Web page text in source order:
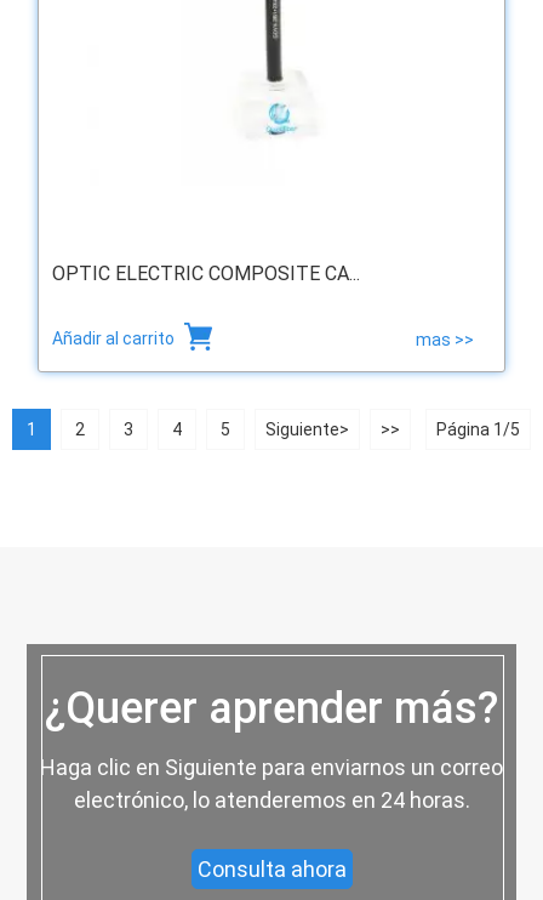
OPTIC ELECTRIC COMPOSITE CA...
Añadir al carrito mas >>
1 2 3 4 5 Siguiente> >> Página 1/5
¿Querer aprender más?
Haga clic en Siguiente para enviarnos un correo
electrónico, lo atenderemos en 24 horas.
Consulta ahora